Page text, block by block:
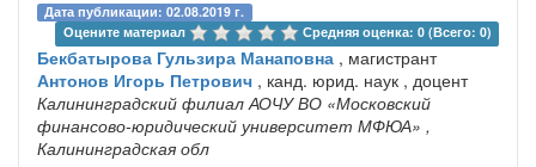
Дата публикации: 02.08.2019 г.
Оцените материал
Средняя оценка: 0 (Всего: 0)
Бекбатырова Гульзира Манаповна , магистрант
Антонов Игорь Петрович , канд. юрид. наук , доцент
Калининградский филиал АОЧУ ВО «Московский
финансово-юридический университет МФЮА» ,
Калининградская обл